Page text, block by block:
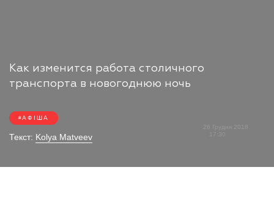
Как изменится работа столичного
транспорта в новогоднюю ночь
АФІША
Текст: Kolya Matveev
26 Грудня 2018
17:30